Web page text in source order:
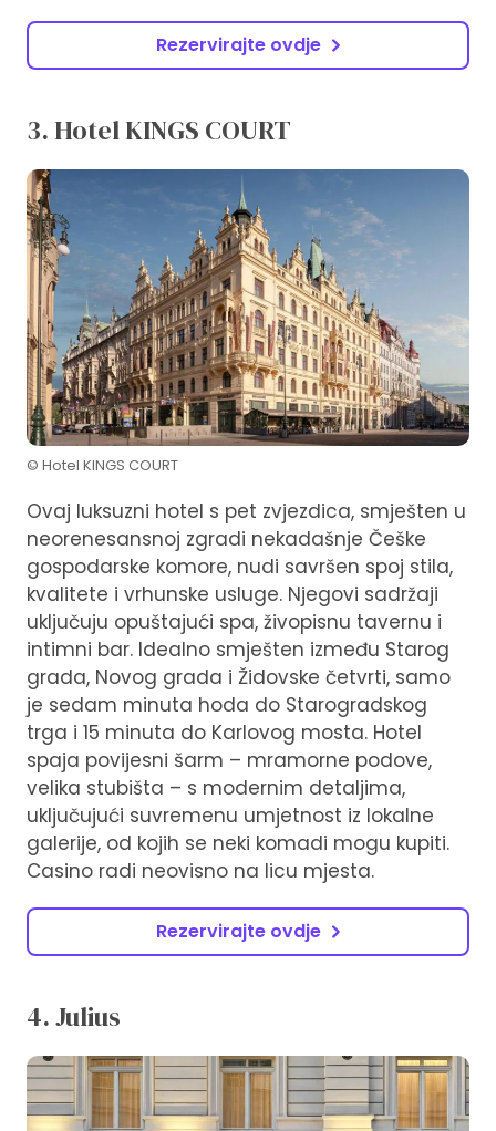
Rezervirajte ovdje
3. Hotel KINGS COURT
© Hotel KINGS COURT
Ovaj luksuzni hotel s pet zvjezdica, smješten u
neorenesansnoj zgradi nekadašnje Češke
gospodarske komore, nudi savršen spoj stila,
kvalitete i vrhunske usluge. Njegovi sadržaji
uključuju opuštajući spa, živopisnu tavernu i
intimni bar. Idealno smješten između Starog
grada, Novog grada i Židovske četvrti, samo
je sedam minuta hoda do Starogradskog
trga i 15 minuta do Karlovog mosta. Hotel
spaja povijesni šarm – mramorne podove,
velika stubišta – s modernim detaljima,
uključujući suvremenu umjetnost iz lokalne
galerije, od kojih se neki komadi mogu kupiti.
Casino radi neovisno na licu mjesta.
Rezervirajte ovdje
4. Julius